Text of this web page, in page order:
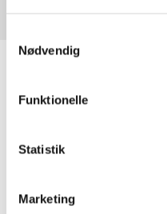
Nødvendig
Funktionelle
Statistik
Marketing